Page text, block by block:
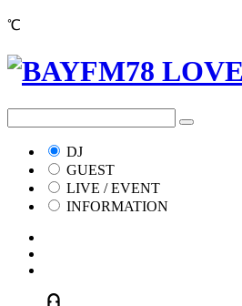
℃
DJ
GUEST
LIVE / EVENT
INFORMATION